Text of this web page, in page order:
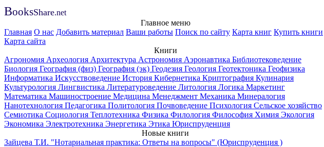
BooksShare.net
Главное меню
Главная О нас Добавить материал Ваши работы Поиск по сайту Карта книг Купить книги
Карта сайта
Книги
Агрономия Археология Архитектура Астрономия Аэронавтика Библиотековедение
Биология География (физ) География (эк) Геодезия Геология Геотектоника Геофизика
Информатика Искусствоведение История Кибернетика Криптография Кулинария
Культурология Лингвистика Литературоведение Литология Логика Маркетинг
Математика Машиностроение Медицина Менеджмент Механика Минералогия
Нанотехнология Педагогика Политология Почвоведение Психология Сельское хозяйство
Семиотика Социология Теплотехника Физика Филология Философия Химия Экология
Экономика Электротехника Энергетика Этика Юриспруденция
Новые книги
Зайцева Т.И. "Нотариальная практика: Ответы на вопросы" (Юриспруденция )